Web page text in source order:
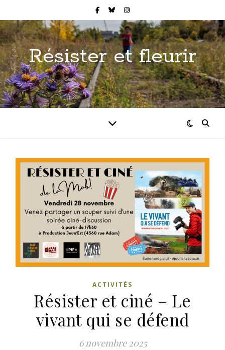
Résister et fleurir
ACTIVITÉS
Résister et ciné – Le
vivant qui se défend
6 novembre 2025